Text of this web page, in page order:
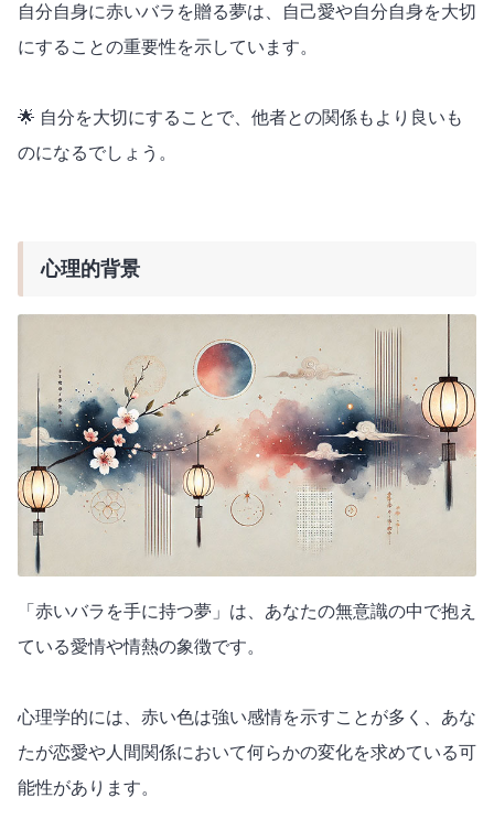
自分自身に赤いバラを贈る夢は、自己愛や自分自身を大切
にすることの重要性を示しています。
🌟 自分を大切にすることで、他者との関係もより良いも
のになるでしょう。
心理的背景
「赤いバラを手に持つ夢」は、あなたの無意識の中で抱え
ている愛情や情熱の象徴です。
心理学的には、赤い色は強い感情を示すことが多く、あな
たが恋愛や人間関係において何らかの変化を求めている可
能性があります。